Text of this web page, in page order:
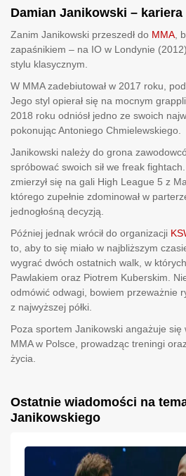
Damian Janikowski – kariera
Zanim Janikowski przeszedł do MMA ,
zapaśnikiem – na IO w Londynie
stylu klasycznym.
W MMA zadebiutował w 2017 roku,
Jego styl opierał się na mocnym
2018 roku odniósł jedno ze swoich
pokonując Antoniego Chmielewskiego.
Janikowski należy do grona
spróbować swoich sił we freak
zmierzył się na gali High League 5 z
którego zupełnie zdominował w
jednogłośną decyzją.
Później jednak wrócił do organizacji
to, aby to się miało w najbliższym
wygrać dwóch ostatnich walk, w których
Pawlakiem oraz Piotrem Kuberskim.
odmówić odwagi, bowiem przeważnie
z najwyższej półki.
Poza sportem Janikowski angażuje
MMA w Polsce, prowadząc treningi
życia.
Ostatnie wiadomości na
Janikowskiego